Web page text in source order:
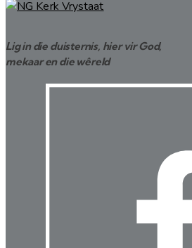
Lig in die duisternis, hier vir God,
mekaar en die wêreld